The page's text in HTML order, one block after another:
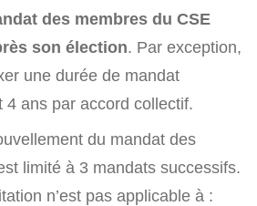
des membres du CSE
son élection. Par exception,
une durée de mandat
4 ans par accord collectif.
du mandat des
limité à 3 mandats successifs.
n’est pas applicable à :